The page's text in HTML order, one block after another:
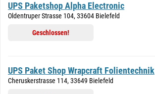
UPS Paketshop Alpha Electronic
Oldentruper Strasse 104, 33604 Bielefeld
Geschlossen!
UPS Paket Shop Wrapcraft Folientechnik
Cheruskerstrasse 114, 33649 Bielefeld